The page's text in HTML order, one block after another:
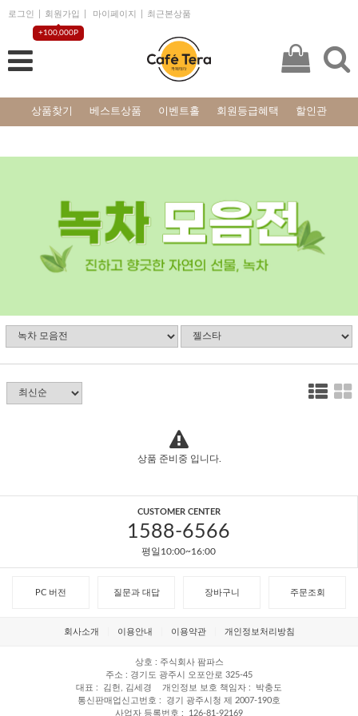
로그인 회원가입
+100,000P
마이페이지 최근본상품
상품찾기 베스트상품 이벤트홀 회원등급혜택 할인관
상품 준비중 입니다.
CUSTOMER CENTER
1588-6566
평일10:00~16:00
PC 버전 질문과 대답 장바구니 주문조회
회사소개 이용안내 이용약관 개인정보처리방침
상호
주식회사 팜파스
주소
경기도 광주시 오포안로 325-45
대표
김헌, 김세경 개인정보 보호 책임자
박충도
통신판매업신고번호
경기 광주시청 제 2007-190호
사업자 등록번호
126-81-92169